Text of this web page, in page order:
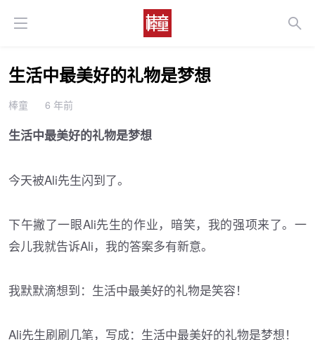
生活中最美好的礼物是梦想
棒童 6 年前
生活中最美好的礼物是梦想
今天被Ali先生闪到了。
下午撇了一眼Ali先生的作业，暗笑，我的强项来了。一
会儿我就告诉Ali，我的答案多有新意。
我默默滴想到：生活中最美好的礼物是笑容！
Ali先生刷刷几笔，写成：生活中最美好的礼物是梦想！